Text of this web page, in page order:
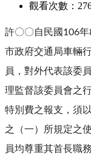
觀看次數：
許〇〇自民國106
市政府交通局車輛
員，對外代表該委
理監督該委員會之
特別費之報支，須
之（一）所規定之
員均尊重其首長職